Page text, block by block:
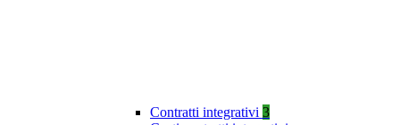
Contratti integrativi 3